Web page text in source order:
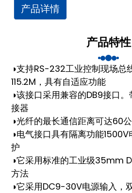
产品详情
产品特性
◑支持RS-232工业控制现场总
115.2M，具有自适应功能
◑该接口采用兼容的DB9接口。
接器
◑光纤的最长通信距离可达60
◑电气接口具有隔离功能1500V
护
◑它采用标准的工业级35mm
方法
◑它采用DC9-30V电源输入，